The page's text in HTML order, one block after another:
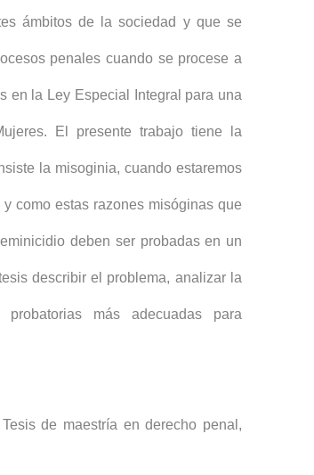
ámbitos de la sociedad y que se
penales cuando se procese a
en la Ley Especial Integral para una
El presente trabajo tiene la
la misoginia, cuando estaremos
como estas razones misóginas que
deben ser probadas en un
describir el problema, analizar la
más adecuadas para
Tesis de maestría en derecho penal ,